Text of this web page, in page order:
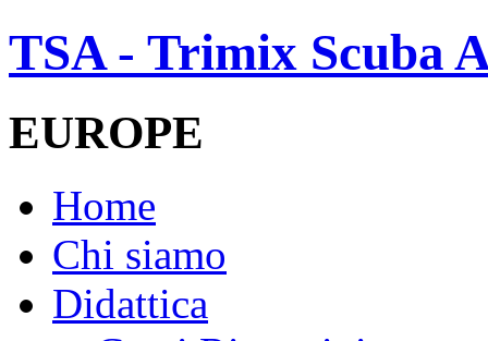
TSA - Trimix Scuba
EUROPE
Home
Chi siamo
Didattica